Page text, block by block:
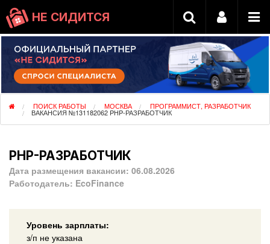
НЕ СИДИТСЯ
ПОИСК РАБОТЫ МОСКВА ПРОГРАММИСТ, РАЗРАБОТЧИК
ВАКАНСИЯ №131182062 PHP-РАЗРАБОТЧИК
PHP-РАЗРАБОТЧИК
Дата размещения вакансии: 06.08.2026
Работодатель: EcoFinance
Уровень зарплаты:
з/п не указана